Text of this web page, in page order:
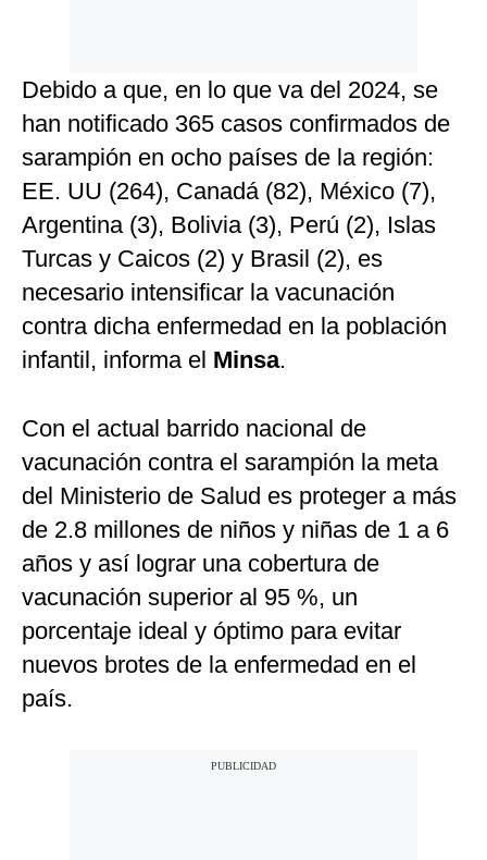
Debido a que, en lo que va del 2024, se
han notificado 365 casos confirmados de
sarampión en ocho países de la región:
EE. UU (264), Canadá (82), México (7),
Argentina (3), Bolivia (3), Perú (2), Islas
Turcas y Caicos (2) y Brasil (2), es
necesario intensificar la vacunación
contra dicha enfermedad en la población
infantil, informa el Minsa.
Con el actual barrido nacional de
vacunación contra el sarampión la meta
del Ministerio de Salud es proteger a más
de 2.8 millones de niños y niñas de 1 a 6
años y así lograr una cobertura de
vacunación superior al 95 %, un
porcentaje ideal y óptimo para evitar
nuevos brotes de la enfermedad en el
país.